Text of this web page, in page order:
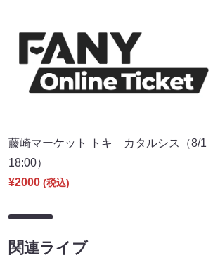
藤崎マーケット トキ カタルシス（8/1
18:00）
¥2000 (税込)
関連ライブ